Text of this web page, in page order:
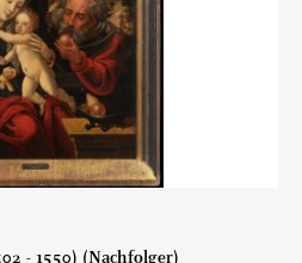
- 1550) (Nachfolger)